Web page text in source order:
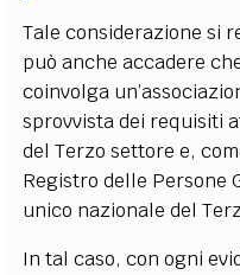
Tale considerazione si
può anche accadere
coinvolga
sprovvista dei requisiti
del Terzo settore e,
Registro delle Persone
unico nazionale del
In tal caso, con ogni